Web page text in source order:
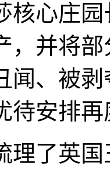
核心庄
，并将
闻、被
待安排
了英国